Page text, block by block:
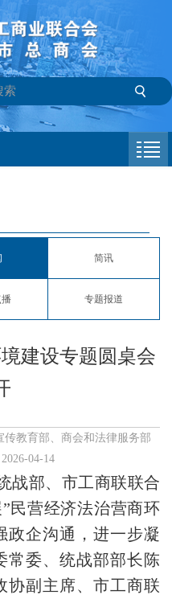
简讯
专题报道
建设专题圆桌会
教育部、商会和法律服务部
04-14
战部、市工商联联合
民营经济法治营商环
政企沟通，进一步凝
常委、统战部部长陈
协副主席、市工商联